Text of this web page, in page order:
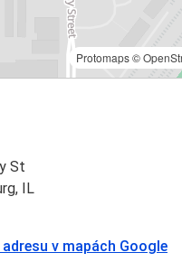
Protomaps©
St
IL
v mapách Google